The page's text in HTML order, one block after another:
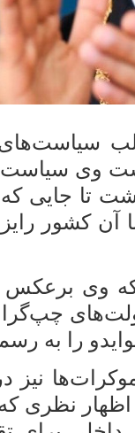
وی
داشت تا
آن کشور
وی برعکس
چپ‌گرا
را به
نیز
اظهار نظری